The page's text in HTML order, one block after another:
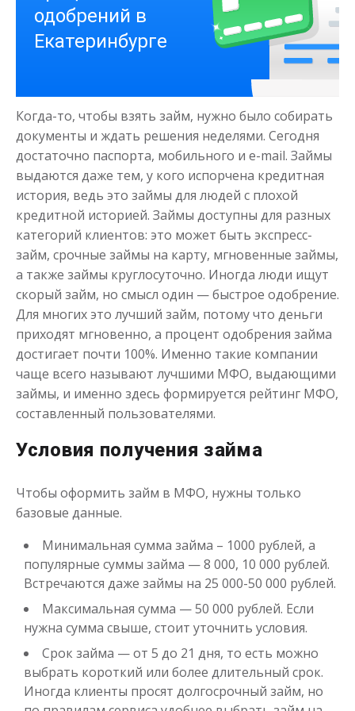
Деньги на здоровье
Срок от 1до 21 дня
Получить
Моментальный займ
Сумма до50 000₽
Срок от 1до 21 дня
Получить
Одолжим до 30 дней
Сумма до50 000₽
до 30 дня
Получить
Когда-то, чтобы взять займ, нужно было собирать
документы и ждать решения неделями. Сегодня
достаточно паспорта, мобильного и e-mail. Займы
выдаются даже тем, у кого испорчена кредитная
история, ведь это займы для людей с плохой
кредитной историей. Займы доступны для разных
категорий клиентов: это может быть экспресс-
займ, срочные займы на карту, мгновенные займы,
а также займы круглосуточно. Иногда люди ищут
скорый займ, но смысл один — быстрое одобрение.
Для многих это лучший займ, потому что деньги
приходят мгновенно, а процент одобрения займа
достигает почти 100%. Именно такие компании
чаще всего называют лучшими МФО, выдающими
займы, и именно здесь формируется рейтинг МФО,
составленный пользователями.
Условия получения займа
Чтобы оформить займ в МФО, нужны только
базовые данные.
Минимальная сумма займа – 1000 рублей, а
популярные суммы займа — 8 000, 10 000 рублей.
Встречаются даже займы на 25 000-50 000 рублей.
Максимальная сумма — 50 000 рублей. Если
нужна сумма свыше, стоит уточнить условия.
Срок займа — от 5 до 21 дня, то есть можно
выбрать короткий или более длительный срок.
Иногда клиенты просят долгосрочный займ, но